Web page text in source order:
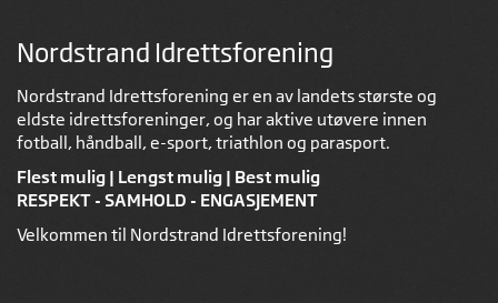
Nordstrand Idrettsforening
Nordstrand Idrettsforening er en av landets største og
eldste idrettsforeninger, og har aktive utøvere innen
fotball, håndball, e-sport, triathlon og parasport.
Flest mulig | Lengst mulig | Best mulig
RESPEKT - SAMHOLD - ENGASJEMENT
Velkommen til Nordstrand Idrettsforening!